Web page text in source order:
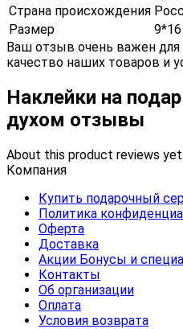
Страна происхождения
Размер
Ваш отзыв очень важен
качество наших товаров и
Наклейки на
духом отзывы
About this product reviews
Компания
Купить подарочный
Политика
Оферта
Доставка
Акции Бонусы и
Контакты
Об организации
Оплата
Условия возврата